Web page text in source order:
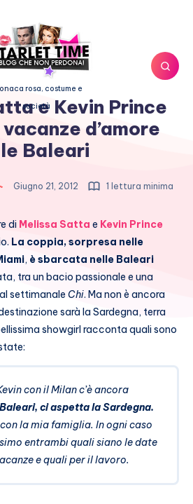
rosa, costume e
societàe Kevin Prince
d’amore
Baleari
Giugno 21, 2012 1 lettura minima
di Melissa Satta e Kevin Prince
La coppia, sorpresa nelle
, è sbarcata nelle Baleari
tra un bacio passionale e una
settimanale Chi. Ma non è ancora
sarà la Sardegna, terra
showgirl racconta quali sono
con il Milan c’è ancora
ci aspetta la Sardegna.
la mia famiglia. In ogni caso
entrambi quali siano le date
e quali per il lavoro.